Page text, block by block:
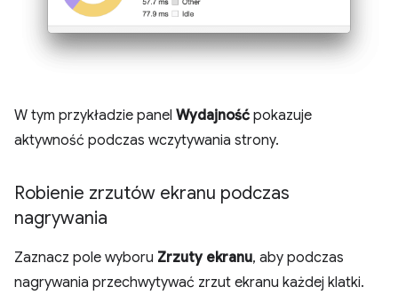
W tym przykładzie panel Wydajność pokazuje
aktywność podczas wczytywania strony.
Robienie zrzutów ekranu podczas
nagrywania
Zaznacz pole wyboru Zrzuty ekranu, aby podczas
nagrywania przechwytywać zrzut ekranu każdej klatki.